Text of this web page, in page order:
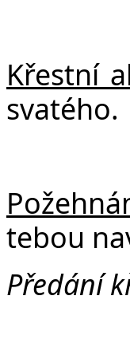
Křestní
svatého.
tebou
Předání